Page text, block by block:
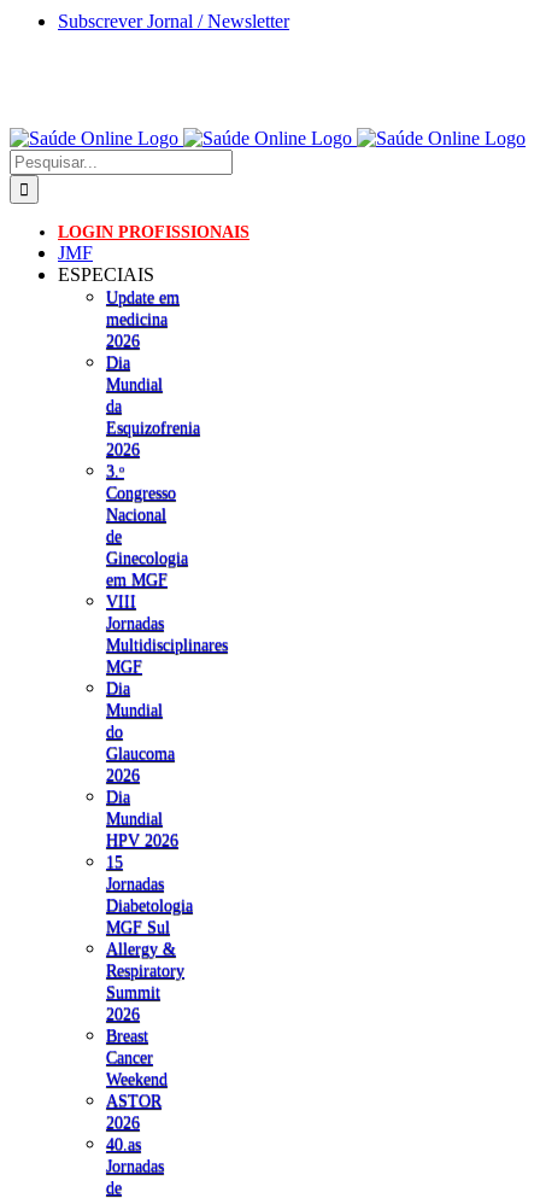
Skip
Subscrever Jornal / Newsletter
Pesquisar
LOGIN PROFISSIONAIS
JMF
ESPECIAIS
Update em
medicina
2026
Dia
Mundial
da
Esquizofrenia
2026
3.ᵒ
Congresso
Nacional
de
Ginecologia
em MGF
VIII
Jornadas
Multidisciplinares
MGF
Dia
Mundial
do
Glaucoma
2026
Dia
Mundial
HPV 2026
15
Jornadas
Diabetologia
MGF Sul
Allergy &
Respiratory
Summit
2026
Breast
Cancer
Weekend
ASTOR
2026
40.as
Jornadas
de